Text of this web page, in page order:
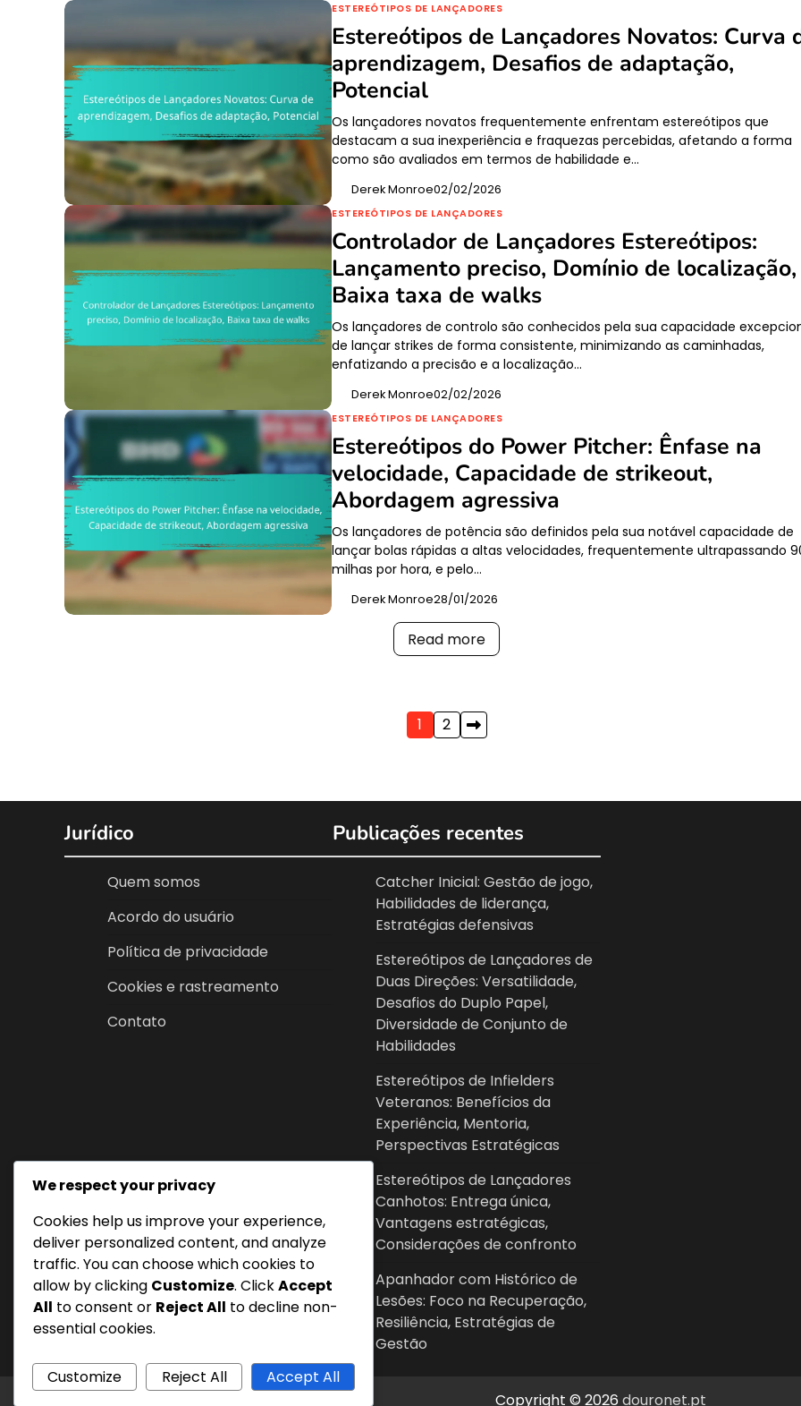
ESTEREÓTIPOS DE LANÇADORES
Estereótipos de Lançadores Novatos: Curva
aprendizagem, Desafios de adaptação,
Potencial
Os lançadores novatos frequentemente enfrentam estereótipos que
destacam a sua inexperiência e fraquezas percebidas, afetando a forma
como são avaliados em termos de habilidade e…
Derek Monroe02/02/2026
ESTEREÓTIPOS DE LANÇADORES
Controlador de Lançadores Estereótipos:
Lançamento preciso, Domínio de localização,
Baixa taxa de walks
Os lançadores de controlo são conhecidos pela sua capacidade
de lançar strikes de forma consistente, minimizando as caminhadas,
enfatizando a precisão e a localização…
Derek Monroe02/02/2026
ESTEREÓTIPOS DE LANÇADORES
Estereótipos do Power Pitcher: Ênfase na
velocidade, Capacidade de strikeout,
Abordagem agressiva
Os lançadores de potência são definidos pela sua notável capacidade de
lançar bolas rápidas a altas velocidades, frequentemente ultrapassando
milhas por hora, e pelo…
Derek Monroe28/01/2026
Read more
1 2
Jurídico
Quem somos
Acordo do usuário
Política de privacidade
Cookies e rastreamento
Contato
Publicações recentes
Catcher Inicial: Gestão de jogo,
Habilidades de liderança,
Estratégias defensivas
Estereótipos de Lançadores de
Duas Direções: Versatilidade,
Desafios do Duplo Papel,
Diversidade de Conjunto de
Habilidades
Estereótipos de Infielders
Veteranos: Benefícios da
Experiência, Mentoria,
Perspectivas Estratégicas
Estereótipos de Lançadores
Canhotos: Entrega única,
Vantagens estratégicas,
Considerações de confronto
Apanhador com Histórico de
Lesões: Foco na Recuperação,
Resiliência, Estratégias de
Gestão
Copyright © 2026 douronet.pt
We respect your privacy
Cookies help us improve your experience,
deliver personalized content, and analyze
traffic. You can choose which cookies to
allow by clicking Customize. ClickAccept
All to consent or Reject All to decline non-
essential cookies.
Customize Reject All Accept All